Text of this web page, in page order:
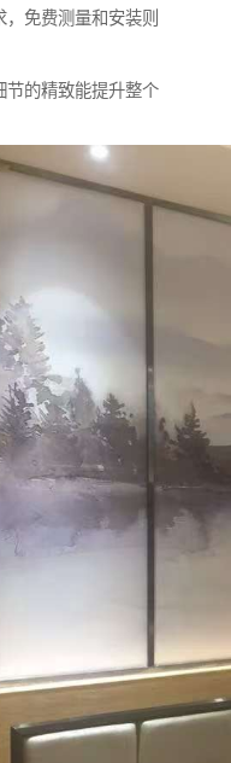
免费测量和安装则
节的精致能提升整个